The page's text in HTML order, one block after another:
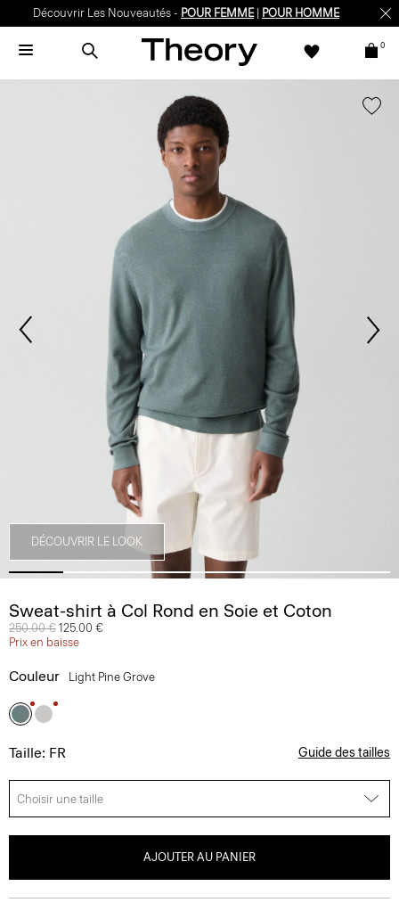
Découvrir Les Nouveautés - POUR FEMME POUR HOMME
0
DÉCOUVRIR LE LOOK
Sweat-shirt à Col Rond en Soie et Coton
Prix réduit de
250.00 € à125.00 €
Prix en baisse
Couleur Light Pine Grove
Taille: FR Guide des tailles
Choisir une taille
AJOUTER AU PANIER